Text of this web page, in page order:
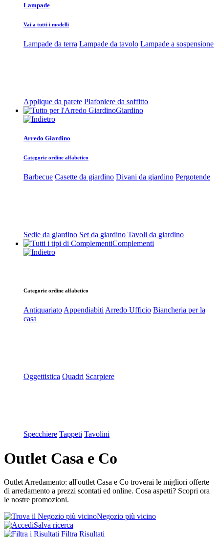
Lampade
Vai a tutti i modelli
Lampade da terra Lampade da tavolo Lampade a sospensione
Applique da parete Plafoniere da soffitto
Giardino
Arredo Giardino
Categorie ordine alfabetico
Barbecue Casette da giardino Divani da giardino Pergotende
Sedie da giardino Set da giardino Tavoli da giardino
Complementi
Categorie ordine alfabetico
Antiquariato Appendiabiti Arredo Ufficio Biancheria per la
casa
Oggettistica Quadri Scarpiere
Specchiere Tappeti Tavolini
Outlet Casa e Co
Outlet Arredamento: all'outlet Casa e Co troverai le migliori offerte
di arredamento a prezzi scontati ed online. Cosa aspetti? Scopri ora
le nostre promozioni.
Negozio più vicino
Salva ricerca
Filtra Risultati